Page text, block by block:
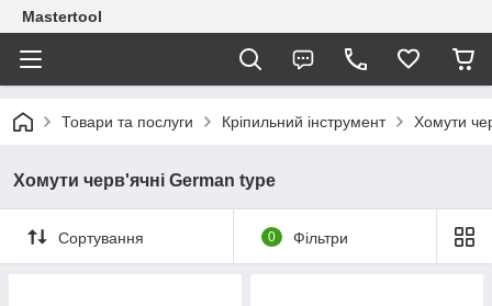
Mastertool
Товари та послуги Кріпильний інструмент Хомути
Хомути черв'ячні German type
Сортування 0 Фільтри